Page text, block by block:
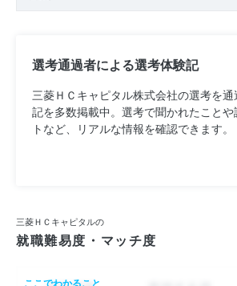
選考通過者による選考体験記
三菱ＨＣキャピタル株式会社の選考を
記を多数掲載中。選考で聞かれたこと
トなど、リアルな情報を確認できます。
三菱ＨＣキャピタルの
就職難易度・マッチ度
ここでわかること